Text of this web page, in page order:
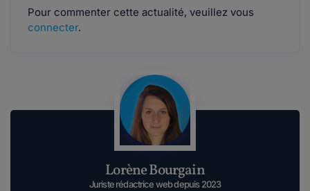
Pour commenter cette actualité, veuillez vous
connecter.
Lorène Bourgain
Juriste rédactrice web depuis 2023